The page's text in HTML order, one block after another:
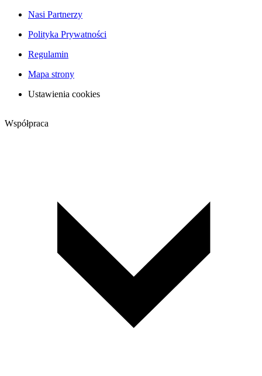
Nasi Partnerzy
Polityka Prywatności
Regulamin
Mapa strony
Ustawienia cookies
Współpraca